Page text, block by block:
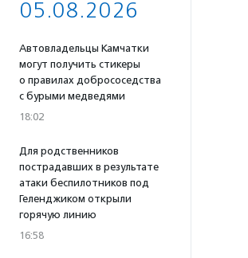
05.08.2026
Автовладельцы Камчатки
могут получить стикеры
о правилах добрососедства
с бурыми медведями
18:02
Для родственников
пострадавших в результате
атаки беспилотников под
Геленджиком открыли
горячую линию
16:58